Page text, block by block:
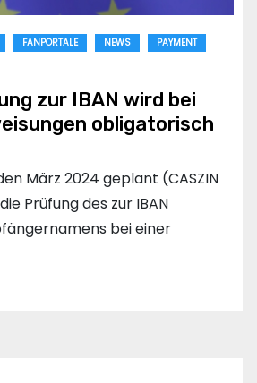
FANPORTALE NEWS
PAYMENT
zur IBAN wird bei
obligatorisch
März 2024 geplant (CASZIN
Prüfung des zur IBAN
bei einer